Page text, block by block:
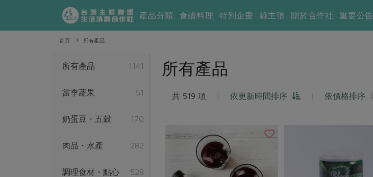
產品分類 食譜料理 特別企畫 綠主張 關於合作社 重要公告
首頁 所有產品
所有產品
共 519 項 | 依更新時間排序 | 依價格排序
所有產品 1141
當季蔬果 51
奶蛋豆・五穀 170
肉品・水產 282
調理食材・點心 528